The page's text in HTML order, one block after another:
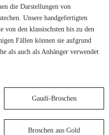
die Darstellungen von
Unsere handgefertigten
von den klassischsten bis zu den
Fällen können sie aufgrund
als auch als Anhänger verwendet
Gaudí-Broschen
Broschen aus Gold